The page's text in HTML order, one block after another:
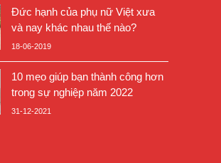
Đức hạnh của phụ nữ Việt xưa
và nay khác nhau thế nào?
18-06-2019
10 mẹo giúp bạn thành công hơn
trong sự nghiệp năm 2022
31-12-2021